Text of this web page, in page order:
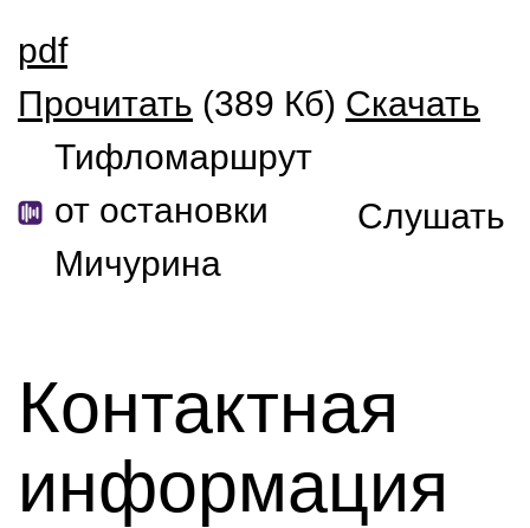
pdf
Прочитать (389 Кб) Скачать
Тифломаршрут
от остановки
Мичурина
Слушать
Контактная
информация